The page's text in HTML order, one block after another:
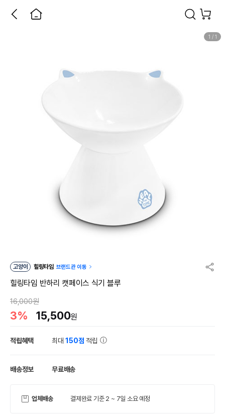
1 / 1
고양이 힐링타임 브랜드관 이동
힐링타임 반하리 캣페이스 식기 블루
16,000원
3% 15,500원
적립혜택 최대150점 적립
배송정보 무료배송
업체배송 결제완료 기준 2 ~ 7일 소요 예정